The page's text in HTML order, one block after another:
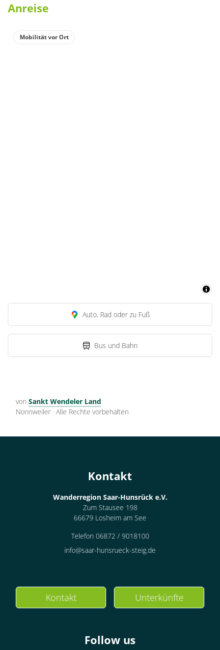
Anreise
Mobilität vor Ort
Auto, Rad oder zu Fuß
Bus und Bahn
von Sankt Wendeler Land
Nonnweiler · Alle Rechte vorbehalten
Kontakt
Wanderregion Saar-Hunsrück e.V.
Zum Stausee 198
66679 Losheim am See
Telefon 06872 / 9018100
info@saar-hunsrueck-steig.de
Kontakt Unterkünfte
Follow us